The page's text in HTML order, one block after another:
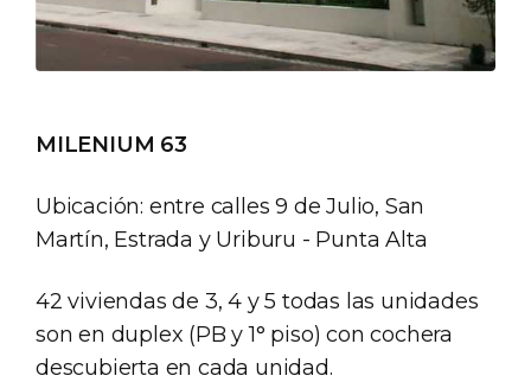
MILENIUM 63
Ubicación: entre calles 9 de Julio, San
Martín, Estrada y Uriburu - Punta Alta
42 viviendas de 3, 4 y 5 todas las unidades
son en duplex (PB y 1° piso) con cochera
descubierta en cada unidad.